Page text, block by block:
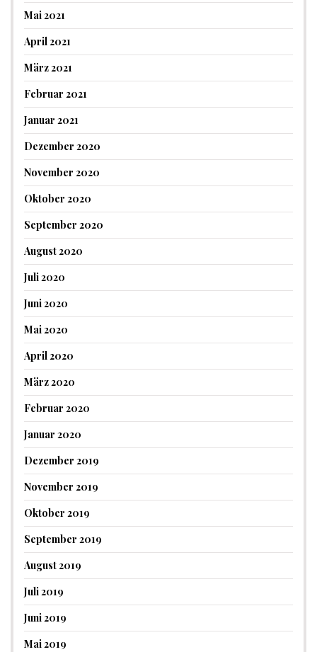
Mai 2021
April 2021
März 2021
Februar 2021
Januar 2021
Dezember 2020
November 2020
Oktober 2020
September 2020
August 2020
Juli 2020
Juni 2020
Mai 2020
April 2020
März 2020
Februar 2020
Januar 2020
Dezember 2019
November 2019
Oktober 2019
September 2019
August 2019
Juli 2019
Juni 2019
Mai 2019